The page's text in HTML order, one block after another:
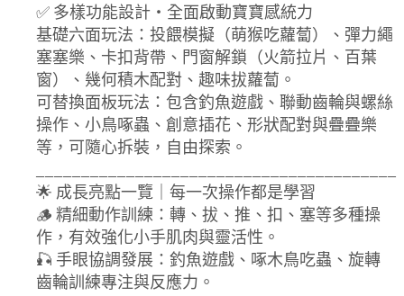
✅ 多樣功能設計・全面啟動寶寶感統力
基礎六面玩法：投餵模擬（萌猴吃蘿蔔）、彈力繩
塞塞樂、卡扣背帶、門窗解鎖（火箭拉片、百葉
窗）、幾何積木配對、趣味拔蘿蔔。
可替換面板玩法：包含釣魚遊戲、聯動齒輪與螺絲
操作、小鳥啄蟲、創意插花、形狀配對與疊疊樂
等，可隨心拆裝，自由探索。
🌟 成長亮點一覽｜每一次操作都是學習
🪵 精細動作訓練：轉、拔、推、扣、塞等多種操
作，有效強化小手肌肉與靈活性。
🎣 手眼協調發展：釣魚遊戲、啄木鳥吃蟲、旋轉
齒輪訓練專注與反應力。